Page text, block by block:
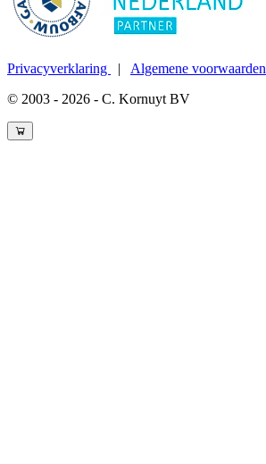
Privacyverklaring | Algemene voorwaarden
© 2003 - 2026 - C. Kornuyt BV